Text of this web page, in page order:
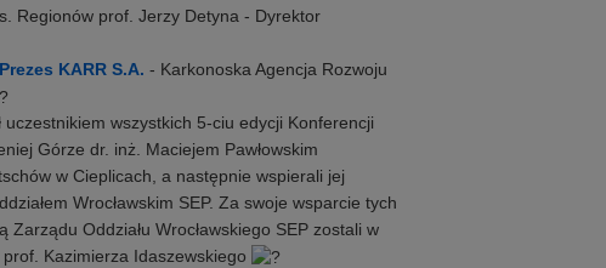
Regionów prof. Jerzy Detyna - Dyrektor
KARR S.A. - Karkonoska Agencja Rozwoju
uczestnikiem wszystkich 5-ciu edycji Konferencji
Górze dr. inż. Maciejem Pawłowskim
w Cieplicach, a następnie wspierali jej
Wrocławskim SEP. Za swoje wsparcie tych
Oddziału Wrocławskiego SEP zostali w
Kazimierza Idaszewskiego